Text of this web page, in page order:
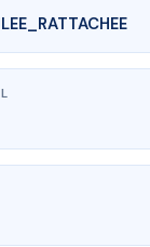
AC6591853
VICTOR BASCH